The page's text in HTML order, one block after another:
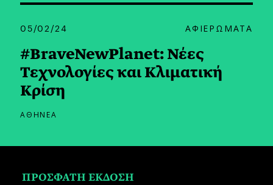
05/02/24 ΑΦΙΕΡΩΜΑΤΑ
#BraveNewPlanet: Νέες
Τεχνολογίες και Κλιματική
Κρίση
ΑΘΗΝΕΑ
ΠΡΟΣΦΑΤΗ ΕΚΔΟΣΗ